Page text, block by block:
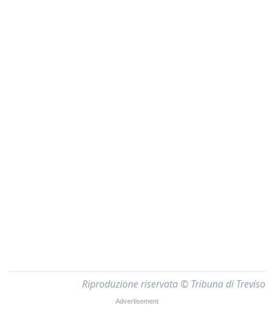
Riproduzione riservata © Tribuna di Treviso